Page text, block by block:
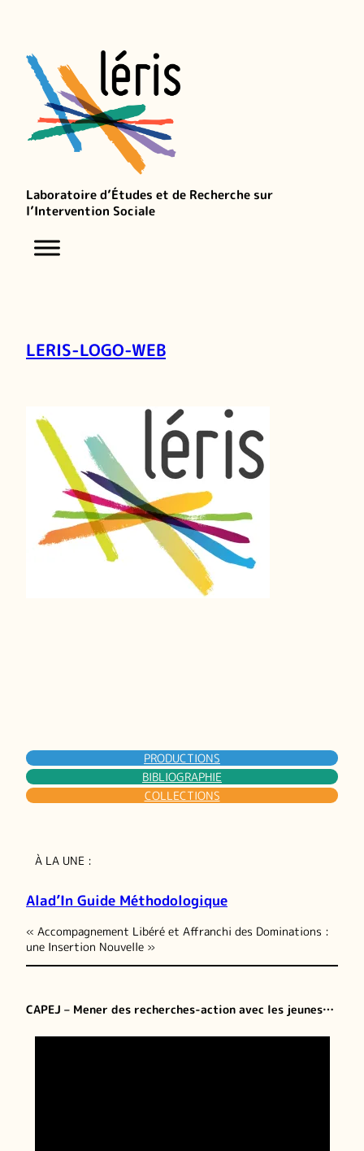
Laboratoire d’Études et de Recherche sur
l’Intervention Sociale
LERIS-LOGO-WEB
PRODUCTIONS
BIBLIOGRAPHIE
COLLECTIONS
À LA UNE :
Alad’In Guide Méthodologique
« Accompagnement Libéré et Affranchi des Dominations :
une Insertion Nouvelle »
CAPEJ – Mener des recherches-action avec les jeunes…